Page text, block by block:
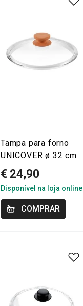
Tampa para forno
UNICOVER ø 32 cm
€ 24,90
Disponível na loja online
COMPRAR